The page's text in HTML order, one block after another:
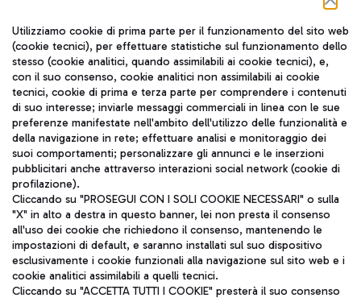
Seguici sui social
TRAVEL JOURNAL
ITA
Aeroporti di Roma S.p.A. - Società soggetta a direzione e
coordinamento di Mundys S.p.A.
Utilizziamo cookie di prima parte per il funzionamento del sito web
(cookie tecnici), per effettuare statistiche sul funzionamento dello
stesso (cookie analitici, quando assimilabili ai cookie tecnici), e,
con il suo consenso, cookie analitici non assimilabili ai cookie
tecnici, cookie di prima e terza parte per comprendere i contenuti
di suo interesse; inviarle messaggi commerciali in linea con le sue
preferenze manifestate nell'ambito dell'utilizzo delle funzionalità e
della navigazione in rete; effettuare analisi e monitoraggio dei
suoi comportamenti; personalizzare gli annunci e le inserzioni
pubblicitari anche attraverso interazioni social network (cookie di
profilazione).
Cliccando su "PROSEGUI CON I SOLI COOKIE NECESSARI" o sulla
"X" in alto a destra in questo banner, lei non presta il consenso
all'uso dei cookie che richiedono il consenso, mantenendo le
impostazioni di default, e saranno installati sul suo dispositivo
esclusivamente i cookie funzionali alla navigazione sul sito web e i
cookie analitici assimilabili a quelli tecnici.
Cliccando su "ACCETTA TUTTI I COOKIE" presterà il suo consenso